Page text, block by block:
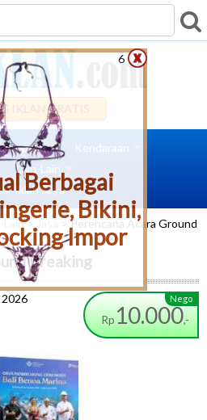
Berbagai
Bikini,
Impor
6
IKLAN GRATIS
Properti
Kendaraan
Lain-Lain
Iklan Saya
Lain>
> Perencana Acara Ground
Breaking
2026
Nego
Rp10.000,-